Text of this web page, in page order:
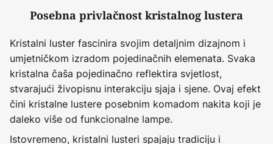
Posebna privlačnost kristalnog lustera
Kristalni luster fascinira svojim detaljnim dizajnom i
umjetničkom izradom pojedinačnih elemenata. Svaka
kristalna čaša pojedinačno reflektira svjetlost,
stvarajući živopisnu interakciju sjaja i sjene. Ovaj efekt
čini kristalne lustere posebnim komadom nakita koji je
daleko više od funkcionalne lampe.
Istovremeno, kristalni lusteri spajaju tradiciju i